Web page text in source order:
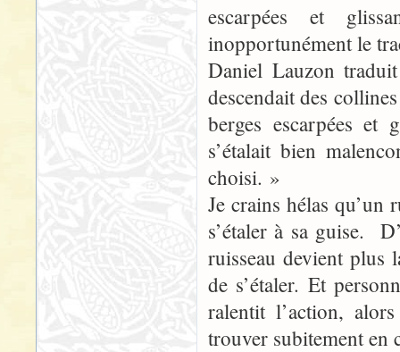
escarpées et
inopportunément le
Daniel Lauzon
descendait des
berges escarpées et
s’étalait bien
choisi. »
Je crains hélas qu’un
s’étaler à sa guise.
ruisseau devient plus
de s’étaler. Et
ralentit l’action,
trouver subitement en